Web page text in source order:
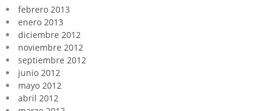
febrero 2013
enero 2013
diciembre 2012
noviembre 2012
septiembre 2012
junio 2012
mayo 2012
abril 2012